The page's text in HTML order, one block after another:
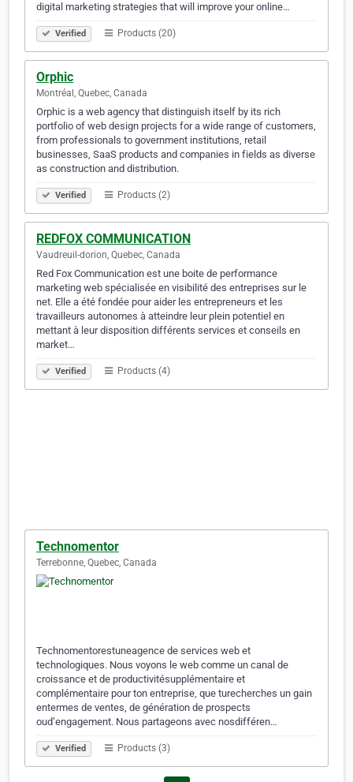
digital marketing strategies that will improve your online…
Verified Products (20)
Orphic
Montréal, Quebec, Canada
Orphic is a web agency that distinguish itself by its rich
portfolio of web design projects for a wide range of customers,
from professionals to government institutions, retail
businesses, SaaS products and companies in fields as diverse
as construction and distribution.
Verified Products (2)
REDFOX COMMUNICATION
Vaudreuil-dorion, Quebec, Canada
Red Fox Communication est une boite de performance
marketing web spécialisée en visibilité des entreprises sur le
net. Elle a été fondée pour aider les entrepreneurs et les
travailleurs autonomes à atteindre leur plein potentiel en
mettant à leur disposition différents services et conseils en
market…
Verified Products (4)
Technomentor
Terrebonne, Quebec, Canada
Technomentorestuneagence de services web et
technologiques. Nous voyons le web comme un canal de
croissance et de productivitésupplémentaire et
complémentaire pour ton entreprise, que turecherches un gain
entermes de ventes, de génération de prospects
oud’engagement. Nous partageons avec nosdifféren…
Verified Products (3)